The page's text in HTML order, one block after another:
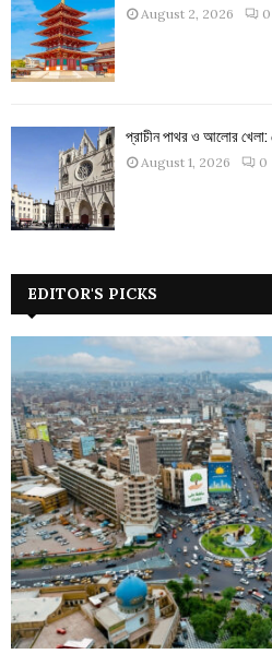
August 2, 2026 0
প্রাচীন পাথর ও আলোর খেলা:
August 1, 2026 0
EDITOR'S PICKS